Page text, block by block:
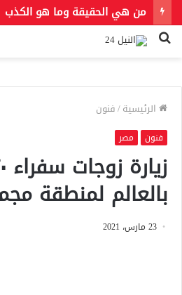
من هي الحقيقة وما هو الكذب
بحث
الرئيسية/فنون
فنون مصر
بالعالم لمنطقة
23 مارس، 2021